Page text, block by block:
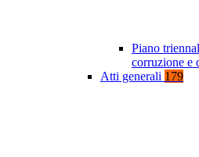
Piano
corruzione e
Atti generali 179